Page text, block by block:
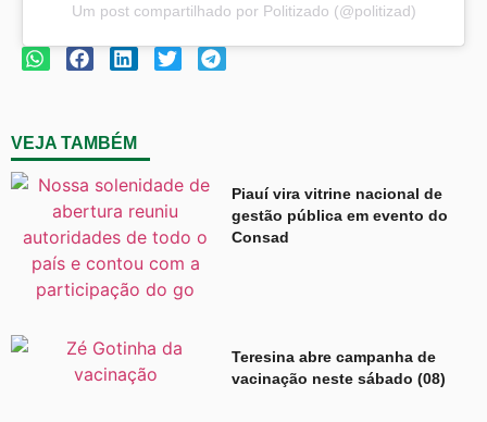
Um post compartilhado por Politizado (@politizad)
VEJA TAMBÉM
Piauí vira vitrine nacional de
gestão pública em evento do
Consad
Teresina abre campanha de
vacinação neste sábado (08)